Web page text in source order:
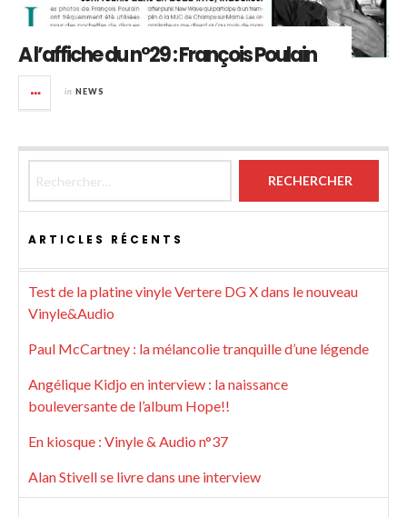
A l’affiche du n°29 : François Poulain
in NEWS
ARTICLES RÉCENTS
Test de la platine vinyle Vertere DG X dans le nouveau
Vinyle&Audio
Paul McCartney : la mélancolie tranquille d’une légende
Angélique Kidjo en interview : la naissance
bouleversante de l’album Hope!!
En kiosque : Vinyle & Audio n°37
Alan Stivell se livre dans une interview